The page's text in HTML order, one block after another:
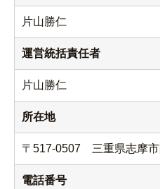
片山勝仁
運営統括責任者
片山勝仁
所在地
〒517-0507 三重県志摩
電話番号